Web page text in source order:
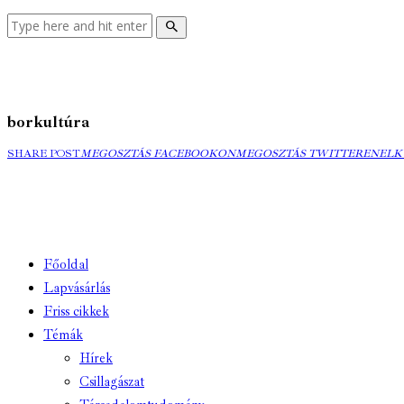
borkultúra
SHARE POSTMEGOSZTÁS
MEGOSZTÁS FACEBOOKONMEGOSZTÁS
MEGOSZTÁS TWITTEREN
Főoldal
Lapvásárlás
Friss cikkek
Témák
Hírek
Csillagászat